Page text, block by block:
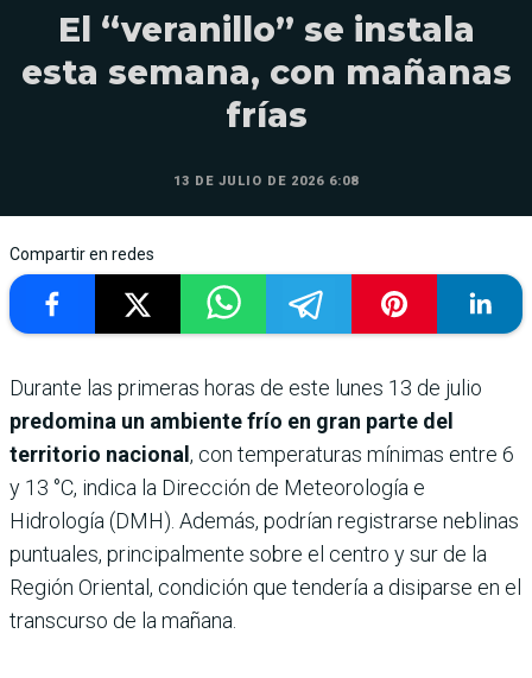
El “veranillo” se instala
esta semana, con mañanas
frías
13 DE JULIO DE 2026 6:08
Compartir en redes
Durante las primeras horas de este lunes 13 de julio
predomina un ambiente frío en gran parte del
territorio nacional , con temperaturas mínimas entre 6
y 13 °C, indica la Dirección de Meteorología e
Hidrología (DMH). Además, podrían registrarse neblinas
puntuales, principalmente sobre el centro y sur de la
Región Oriental, condición que tendería a disiparse en el
transcurso de la mañana.